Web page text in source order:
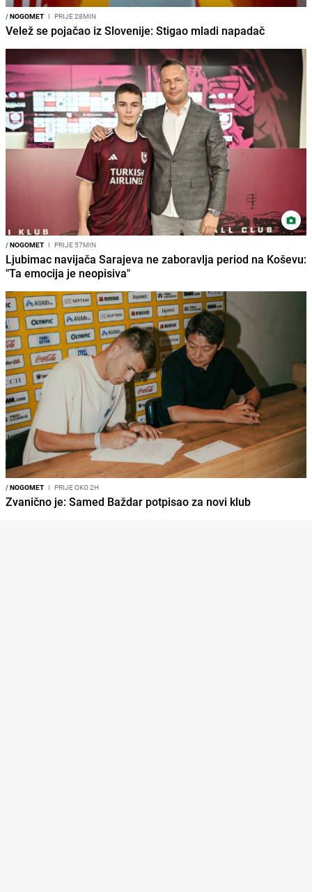
/NOGOMET I PRIJE 28MIN
Velež se pojačao iz Slovenije: Stigao mladi napadač
/NOGOMET I PRIJE 57MIN
Ljubimac navijača Sarajeva ne zaboravlja period na Koševu:
"Ta emocija je neopisiva"
/NOGOMET I PRIJE OKO 2H
Zvanično je: Samed Baždar potpisao za novi klub